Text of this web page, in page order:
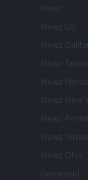
Newz
Newz US
Newz
Newz Texas
Newz Florida
Newz New
Newz
Newz Illinois
Newz Ohio
Gameland